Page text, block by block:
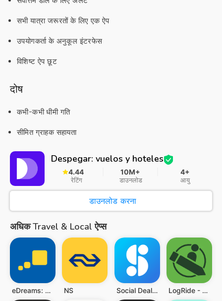
सभी यात्रा जरूरतों के लिए एक ऐप
उपयोगकर्ता के अनुकूल इंटरफेस
विशिष्ट ऐप छूट
दोष
कभी-कभी धीमी गति
सीमित ग्राहक सहायता
Despegar: vuelos y hoteles
4.44
रेटिंग
10M+
डाउनलोड
4+
आयु
डाउनलोड करना
अधिक Travel & Local ऐप्स
eDreams: Flights, Hotels, Cars NS Social Deal - The best deals LogRide - Theme Park Database